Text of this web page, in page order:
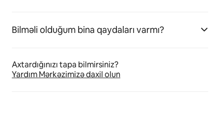
Bilməli olduğum bina qaydaları varmı?
Axtardığınızı tapa bilmirsiniz?
Yardım Mərkəzimizə daxil olun